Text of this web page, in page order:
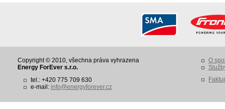
O
Copyright © 2010, všechna práva vyhrazena
Energy ForEver s.r.o.
tel.: +420 775 709 630
e-mail: info@energyforever.cz